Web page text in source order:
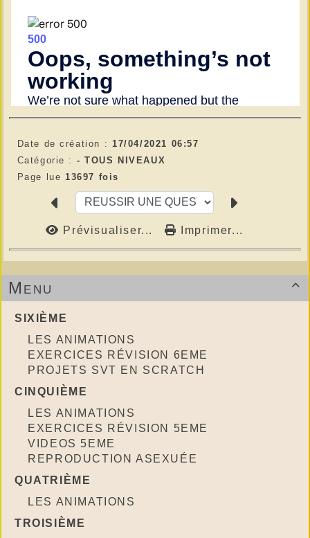

Menu
SIXIÈME
LES ANIMATIONS
EXERCICES RÉVISION 6EME
PROJETS SVT EN SCRATCH
CINQUIÈME
LES ANIMATIONS
EXERCICES RÉVISION 5EME
VIDEOS 5EME
REPRODUCTION ASEXUÉE
QUATRIÈME
LES ANIMATIONS
TROISIÈME
Date de création : 17/04/2021 06:57
Catégorie : - TOUS NIVEAUX
Page lue 13697 fois
Prévisualiser... Imprimer...